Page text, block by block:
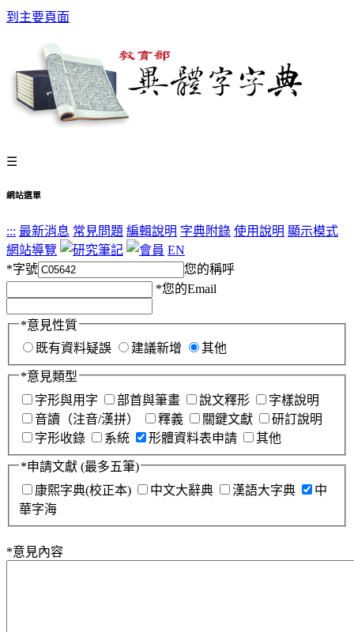
到主要頁面
☰
網站選單
::: 最新消息 常見問題 編輯說明 字典附錄 使用說明 顯示模式
網站導覽
EN
*字號
您的稱呼
*您的Email
*意見性質
既有資料疑誤
建議新增 其他
*意見類型
字形與用字
部首與筆畫 說文釋形
字樣說明
音讀（注音/漢拼）
釋義 關鍵文獻
研訂說明
字形收錄
系統 形體資料表申請 其他
*申請文獻 (最多五筆)
康熙字典(校正本)
中文大辭典 漢語大字典
中
華字海
*意見內容